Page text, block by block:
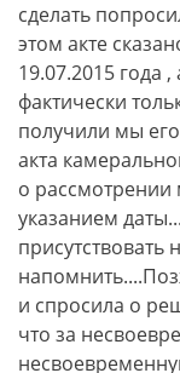
сделать
этом акте
19.07.2015 года
фактически
получили мы его
акта
о рассмотрении
указанием
присутствовать
и спросила о
что за